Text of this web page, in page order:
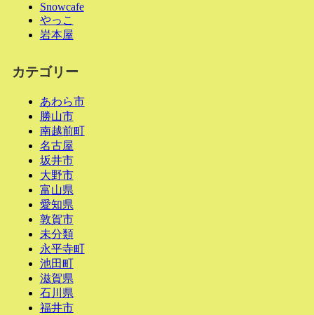
Snowcafe
やっこ
岩本屋
カテゴリー
あわら市
勝山市
南越前町
名古屋
坂井市
大野市
富山県
愛知県
敦賀市
未分類
永平寺町
池田町
滋賀県
石川県
福井市